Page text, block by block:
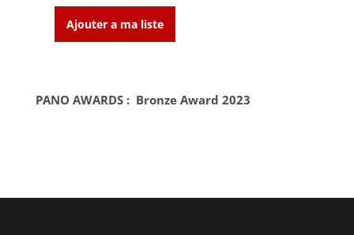
quantitéAjouter a ma liste
PANO AWARDS : Bronze Award 2023